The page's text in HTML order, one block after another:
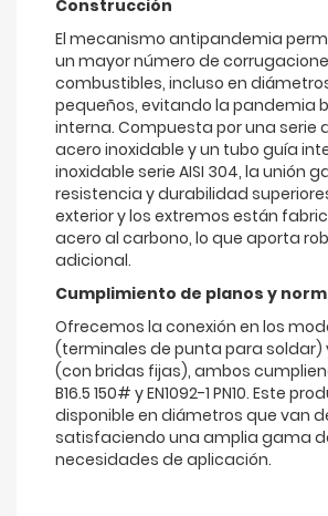
Construcción
El mecanismo antipandemia
un mayor número de
combustibles, incluso en
pequeños, evitando la pandemia
interna. Compuesta por una serie
acero inoxidable y un tubo guía
inoxidable serie AISI 304, la unión
resistencia y durabilidad
exterior y los extremos están
acero al carbono, lo que aporta
adicional.
Cumplimiento de planos y
Ofrecemos la conexión en los
(terminales de punta para soldar) y
(con bridas fijas), ambos
B16.5 150# y EN1092-1 PN10. Este
disponible en diámetros que van
satisfaciendo una amplia gama
necesidades de aplicación.